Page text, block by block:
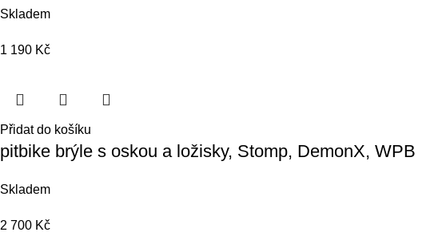
Skladem
1 190 Kč
Přidat do košíku
pitbike brýle s oskou a ložisky, Stomp, DemonX, WPB
Skladem
2 700 Kč